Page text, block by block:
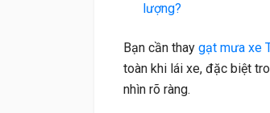
lượng?
Bạn cần thay gạt mưa xe
toàn khi lái xe, đặc biệt
nhìn rõ ràng.